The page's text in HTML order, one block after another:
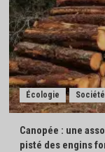
Écologie Société
Canopée : une
pisté des engins